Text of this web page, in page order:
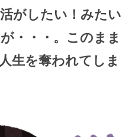
がしたい！みたい
・・・。このまま
生を奪われてしま